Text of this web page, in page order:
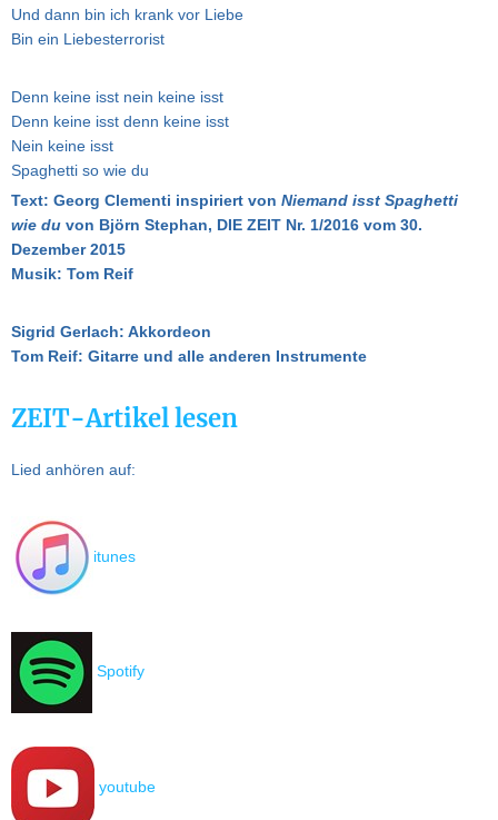
Und dann bin ich krank vor Liebe
Bin ein Liebesterrorist
Denn keine isst nein keine isst
Denn keine isst denn keine isst
Nein keine isst
Spaghetti so wie du
Text: Georg Clementi inspiriert von Niemand isst Spaghetti
wie du von Björn Stephan, DIE ZEIT Nr. 1/2016 vom 30.
Dezember 2015
Musik: Tom Reif
Sigrid Gerlach: Akkordeon
Tom Reif: Gitarre und alle anderen Instrumente
ZEIT-Artikel lesen
Lied anhören auf:
itunes
Spotify
youtube